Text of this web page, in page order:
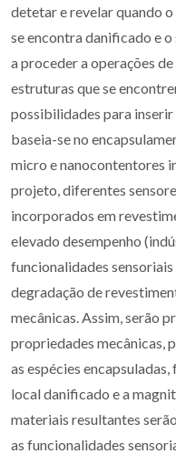
detetar e revelar quando
se encontra danificado e
a proceder a operações
estruturas que se
possibilidades para
baseia-se no
micro e nanocontentores
projeto, diferentes
incorporados em
elevado desempenho
funcionalidades
degradação de
mecânicas. Assim, serão
propriedades mecânicas,
as espécies
local danificado e a
materiais resultantes
as funcionalidades